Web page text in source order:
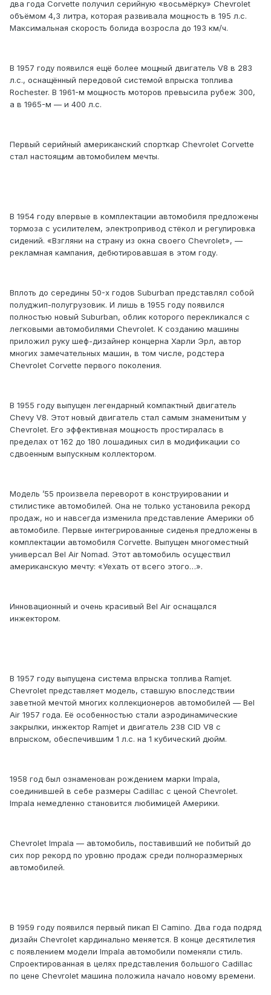
два года Corvette получил серийную «восьмёрку» Chevrolet
объёмом 4,3 литра, которая развивала мощность в 195 л.с.
Максимальная скорость болида возросла до 193 км/ч.
В 1957 году появился ещё более мощный двигатель V8 в 283
л.с., оснащённый передовой системой впрыска топлива
Rochester. В 1961-м мощность моторов превысила рубеж 300,
а в 1965-м — и 400 л.с.
Первый серийный американский спорткар Chevrolet Corvette
стал настоящим автомобилем мечты.
В 1954 году впервые в комплектации автомобиля предложены
тормоза с усилителем, электропривод стёкол и регулировка
сидений. «Взгляни на страну из окна своего Chevrolet», —
рекламная кампания, дебютировавшая в этом году.
Вплоть до середины 50-х годов Suburban представлял собой
полуджип-полугрузовик. И лишь в 1955 году появился
полностью новый Suburban, облик которого перекликался с
легковыми автомобилями Chevrolet. К созданию машины
приложил руку шеф-дизайнер концерна Харли Эрл, автор
многих замечательных машин, в том числе, родстера
Chevrolet Corvette первого поколения.
В 1955 году выпущен легендарный компактный двигатель
Chevy V8. Этот новый двигатель стал самым знаменитым у
Chevrolet. Его эффективная мощность простиралась в
пределах от 162 до 180 лошадиных сил в модификации со
сдвоенным выпускным коллектором.
Модель ’55 произвела переворот в конструировании и
стилистике автомобилей. Она не только установила рекорд
продаж, но и навсегда изменила представление Америки об
автомобиле. Первые интегрированные сиденья предложены в
комплектации автомобиля Corvette. Выпущен многоместный
универсал Bel Air Nomad. Этот автомобиль осуществил
американскую мечту: «Уехать от всего этого…».
Инновационный и очень красивый Bel Air оснащался
инжектором.
В 1957 году выпущена система впрыска топлива Ramjet.
Chevrolet представляет модель, ставшую впоследствии
заветной мечтой многих коллекционеров автомобилей — Bel
Air 1957 года. Её особенностью стали аэродинамические
закрылки, инжектор Ramjet и двигатель 238 CID V8 с
впрыском, обеспечившим 1 л.с. на 1 кубический дюйм.
1958 год был ознаменован рождением марки Impala,
соединившей в себе размеры Cadillac с ценой Chevrolet.
Impala немедленно становится любимицей Америки.
Chevrolet Impala — автомобиль, поставивший не побитый до
сих пор рекорд по уровню продаж среди полноразмерных
автомобилей.
В 1959 году появился первый пикап El Camino. Два года подряд
дизайн Chevrolet кардинально меняется. В конце десятилетия
с появлением модели Impala автомобили поменяли стиль.
Спроектированная в целях представления большого Cadillac
по цене Chevrolet машина положила начало новому времени.